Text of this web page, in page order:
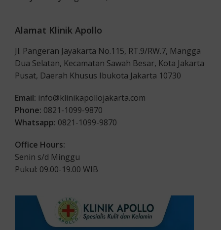
Alamat Klinik Apollo
Jl. Pangeran Jayakarta No.115, RT.9/RW.7, Mangga
Dua Selatan, Kecamatan Sawah Besar, Kota Jakarta
Pusat, Daerah Khusus Ibukota Jakarta 10730
Email: info@klinikapollojakarta.com
Phone: 0821-1099-9870
Whatsapp: 0821-1099-9870
Office Hours:
Senin s/d Minggu
Pukul: 09.00-19.00 WIB